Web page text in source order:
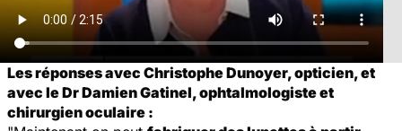
Les réponses avec Christophe Dunoyer, opticien, et
avec le Dr Damien Gatinel, ophtalmologiste et
chirurgien oculaire :